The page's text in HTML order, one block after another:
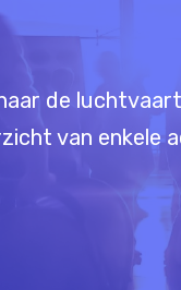
de
van enkele